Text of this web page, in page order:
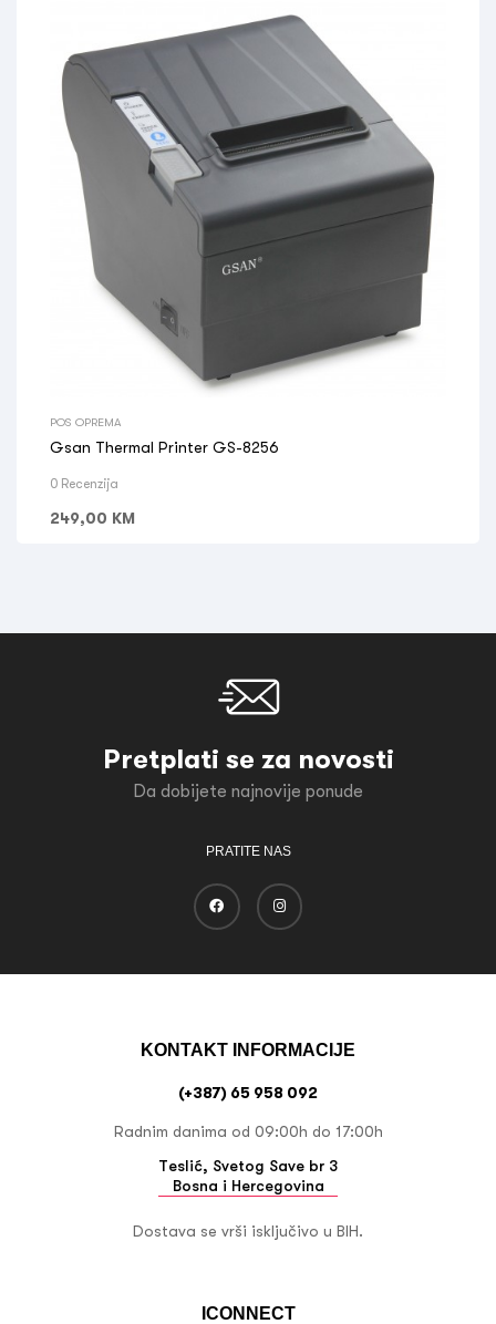
POS OPREMA
Gsan Thermal Printer GS-8256
0 Recenzija
249,00 KM
Pretplati se za novosti
Da dobijete najnovije ponude
PRATITE NAS
ICONNECT
KONTAKT INFORMACIJE
(+387) 65 958 092
Radnim danima od 09:00h do 17:00h
Teslić, Svetog Save br 3
Bosna i Hercegovina
Dostava se vrši isključivo u BIH.